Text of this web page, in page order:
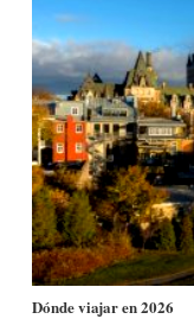
Dónde viajar en 2026